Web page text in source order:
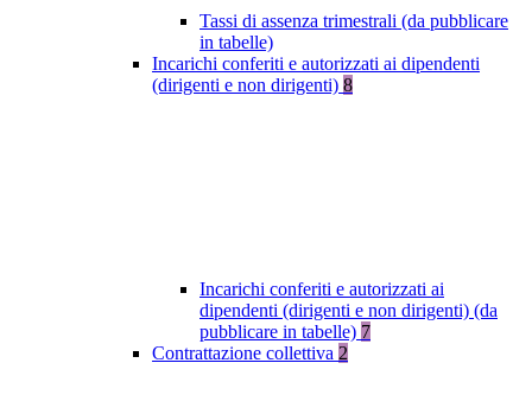
Tassi di assenza trimestrali (da pubblicare
in tabelle)
Incarichi conferiti e autorizzati ai dipendenti
(dirigenti e non dirigenti) 8
Incarichi conferiti e autorizzati ai
dipendenti (dirigenti e non dirigenti) (da
pubblicare in tabelle) 7
Contrattazione collettiva 2